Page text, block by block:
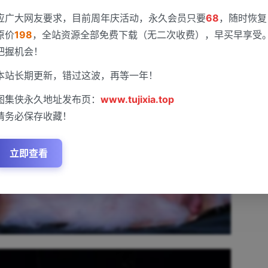
广大网友要求，目前周年庆活动，永久会员只要68，随时恢复
价198，全站资源全部免费下载（无二次收费），早买早享受
握机会！
站长期更新，错过这波，再等一年！
集侠永久地址发布页： www.tujixia.top
务必保存收藏！
立即查看